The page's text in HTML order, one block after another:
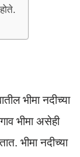
भीमा नदीच्या
भीमा असेही
भीमा नदीच्या